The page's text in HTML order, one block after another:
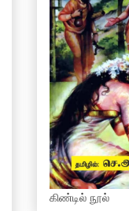
கிண்டில் நூல்